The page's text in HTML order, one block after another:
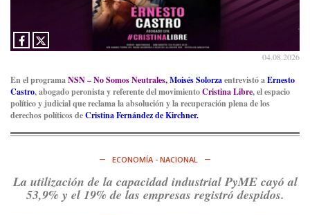
04.08.2026
En el programaNSN – No Somos Neutrales,Moisés Solorzaentrevistó aErnesto
Castro, abogado peronista y referente del movimientoCristina Libre, el espacio
político y judicial que reclama la absolución y la recuperación plena de los
derechos políticos deCristina Fernández de Kirchner.
ECONOMÍA - NACIONAL
La utilización de la capacidad industrial PyME cayó al
53,9% y el 19% de las empresas registró despidos.